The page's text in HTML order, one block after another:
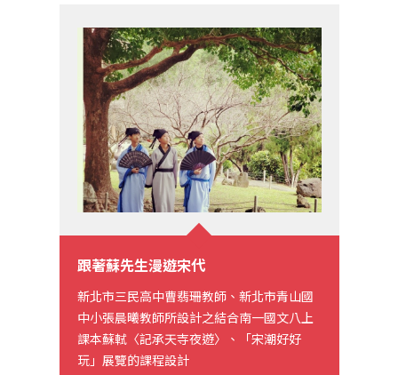
跟著蘇先生漫遊宋代
新北市三民高中曹翡珊教師、新北市青山國
中小張晨曦教師所設計之結合南一國文八上
課本蘇軾〈記承天寺夜遊〉、「宋潮好好
玩」展覽的課程設計